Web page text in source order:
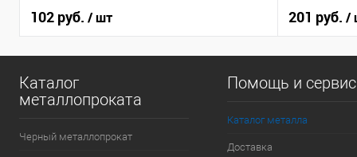
102 руб. / шт 201 руб. /
Каталог
металлопроката
Черный металлопрокат
Помощь и
Каталог металла
Доставка